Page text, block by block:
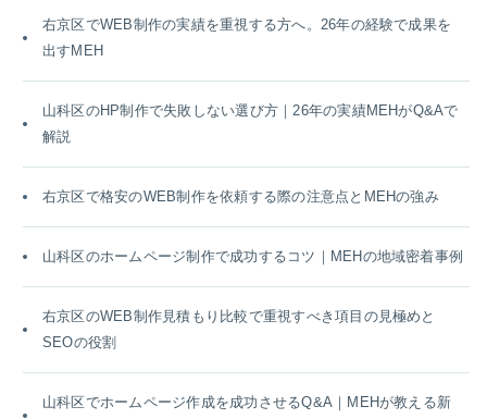
右京区でWEB制作の実績を重視する方へ。26年の経験で成果を
出すMEH
山科区のHP制作で失敗しない選び方｜26年の実績MEHがQ&Aで
解説
右京区で格安のWEB制作を依頼する際の注意点とMEHの強み
山科区のホームページ制作で成功するコツ｜MEHの地域密着事例
右京区のWEB制作見積もり比較で重視すべき項目の見極めと
SEOの役割
山科区でホームページ作成を成功させるQ&A｜MEHが教える新